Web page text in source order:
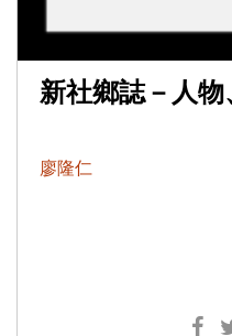
新社鄉誌－人
廖隆仁